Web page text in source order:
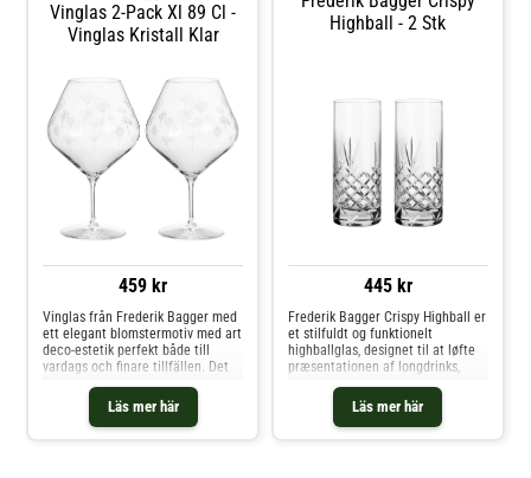
Shoppa Champagneglas och mer
Glas hos Royal Design.
Vinglas 2-Pack Xl 89 Cl -
Vinglas Kristall Klar
459 kr
Läs mer här
Vinglas från Frederik Bagger med
ett elegant blomstermotiv med art
deco-estetik perfekt både till
vardags och finare tillfällen. Det
är tillverkat av blyfri, tunn kristall i
premiumkvalitet med en unik
klarhet. Vinglaset har en bred
kupa perfekt för kraftfulla, röda
Highball - 2 Stk
445 kr
Läs mer här
Frederik Bagger Crispy Highball er
et stilfuldt og funktionelt
highballglas, designet til at løfte
præsentationen af longdrinks,
highballs og forfriskende ikke-
alkoholiske serveringer. Glasets
rene, minimalistiske udtryk
afspejler Frederik Baggers